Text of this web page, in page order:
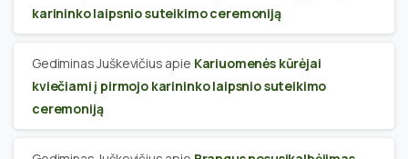
karininko laipsnio suteikimo ceremoniją
Gediminas Juškevičius apie Kariuomenės kūrėjai
kviečiami į pirmojo karininko laipsnio suteikimo
ceremoniją